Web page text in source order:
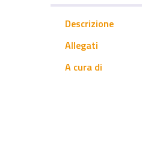
Descrizione
Allegati
A cura di